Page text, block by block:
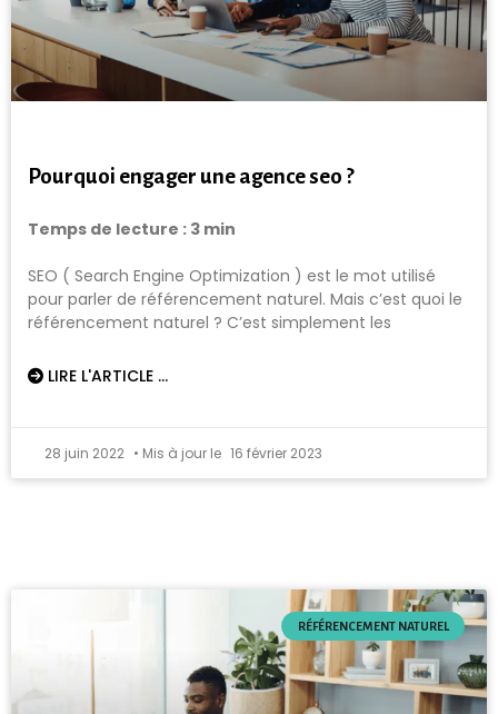
Pourquoi engager une agence seo ?
Temps de lecture : 3 min
SEO ( Search Engine Optimization ) est le mot utilisé
pour parler de référencement naturel. Mais c’est quoi le
référencement naturel ? C’est simplement les
LIRE L'ARTICLE ...
28 juin 2022 16 février 2023
RÉFÉRENCEMENT NATUREL